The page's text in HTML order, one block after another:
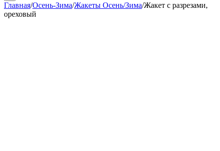
Главная/Осень-Зима/Жакеты Осень/Зима/Жакет с разрезами,
ореховый